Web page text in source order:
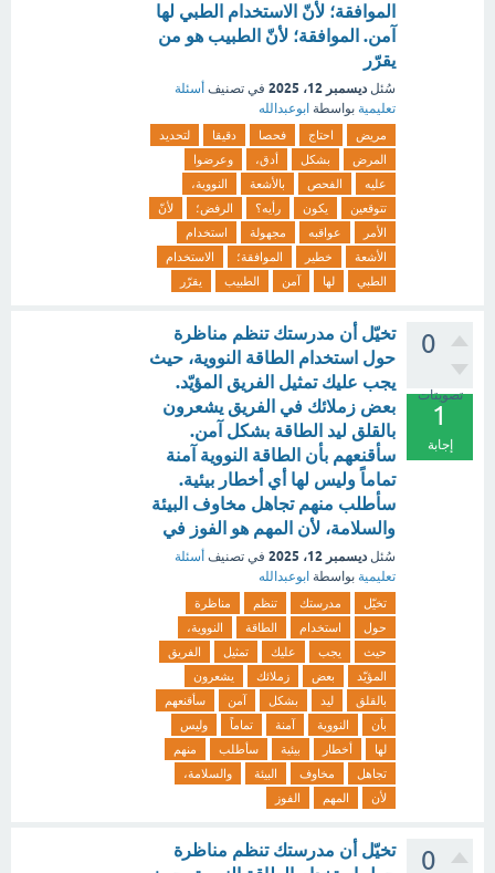
الموافقة؛ لأنّ الاستخدام الطبي لها
آمن. الموافقة؛ لأنّ الطبيب هو من
يقرّر
سُئل ديسمبر 12، 2025 في تصنيف أسئلة
تعليمية بواسطة ابوعبدالله
مريض احتاج فحصا دقيقا
لتحديد
المرض
بشكل أدق،
وعرضوا
عليه
الفحص بالأشعة
النووية،
تتوقعين
يكون رأيه؟ الرفض؛
لأنّ
الأمر
عواقبه مجهولة
استخدام
الأشعة
خطير الموافقة؛
الاستخدام
الطبي
لها آمن الطبيب يقرّر
0
تصويتات
1
إجابة
تخيّل أن مدرستك تنظم مناظرة
حول استخدام الطاقة النووية، حيث
يجب عليك تمثيل الفريق المؤيّد.
بعض زملائك في الفريق يشعرون
بالقلق ليد الطاقة بشكل آمن.
سأقنعهم بأن الطاقة النووية آمنة
تماماً وليس لها أي أخطار بيئية.
سأطلب منهم تجاهل مخاوف البيئة
والسلامة، لأن المهم هو الفوز في
سُئل ديسمبر 12، 2025 في تصنيف أسئلة
تعليمية بواسطة ابوعبدالله
تخيّل مدرستك تنظم
مناظرة
حول
استخدام الطاقة
النووية،
حيث
يجب عليك تمثيل
الفريق
المؤيّد
بعض زملائك
يشعرون
بالقلق
ليد بشكل آمن
سأقنعهم
بأن
النووية آمنة تماماً
وليس
لها
أخطار بيئية سأطلب
منهم
تجاهل
مخاوف البيئة
والسلامة،
لأن
المهم الفوز
0
تخيّل أن مدرستك تنظم مناظرة